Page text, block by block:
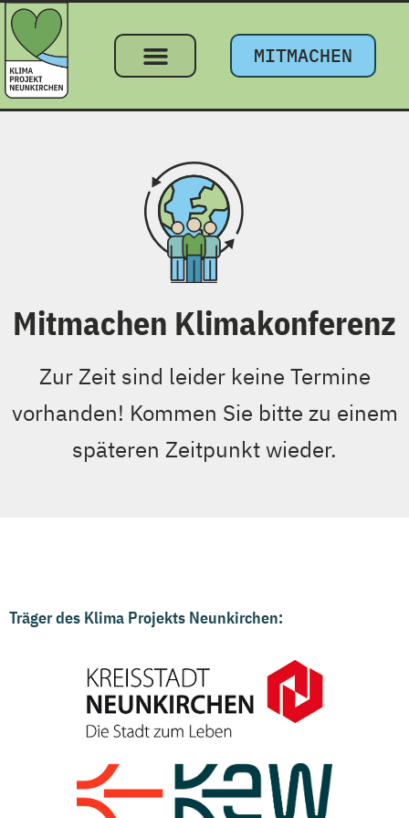
MITMACHEN
Mitmachen Klimakonferenz
Zur Zeit sind leider keine Termine
vorhanden! Kommen Sie bitte zu einem
späteren Zeitpunkt wieder.
Träger des Klima Projekts Neunkirchen: